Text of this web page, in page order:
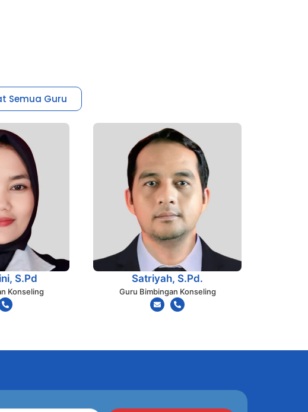
Semua Guru
S.Pd
Konseling
Satriyah, S.Pd.
Guru Bimbingan Konseling